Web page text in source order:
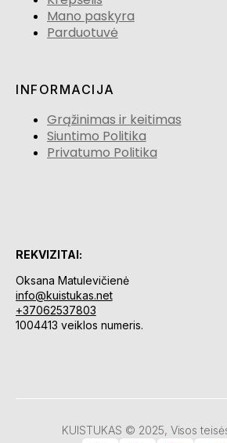
Mano paskyra
Parduotuvė
INFORMACIJA
Grąžinimas ir keitimas
Siuntimo Politika
Privatumo Politika
REKVIZITAI:
Oksana Matulevičienė
info@kuistukas.net
+37062537803
1004413 veiklos numeris.
KUISTUKAS © 2025, Visos